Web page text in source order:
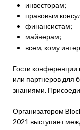
инвесторам;
правовым
финансистам;
майнерам;
всем, кому
Гости конференции
или партнеров для
знаниями.
Организатором
2021 выступает